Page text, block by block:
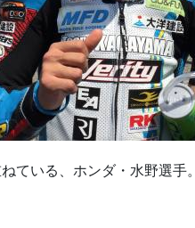
ている、ホンダ・水野選手。